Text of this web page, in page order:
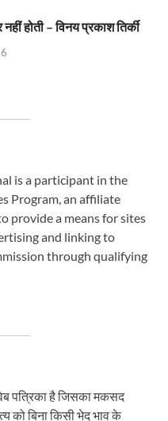
होती – विनय प्रकाश तिर्की
is a participant in the
Program, an affiliate
provide a means for sites
and linking to
through qualifying
पत्रिका है जिसका मकसद
को बिना किसी भेद भाव के